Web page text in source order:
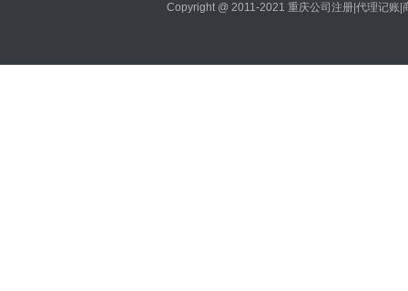
Copyright @ 2011-2021 重庆公司注册|代理记